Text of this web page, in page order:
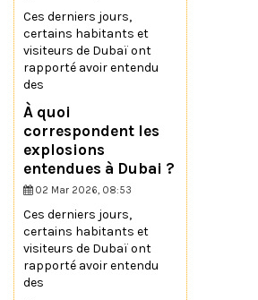
Ces derniers jours,
certains habitants et
visiteurs de Dubaï ont
rapporté avoir entendu
des
À quoi
correspondent les
explosions
entendues à Dubai ?
02 Mar 2026, 08:53
Ces derniers jours,
certains habitants et
visiteurs de Dubaï ont
rapporté avoir entendu
des